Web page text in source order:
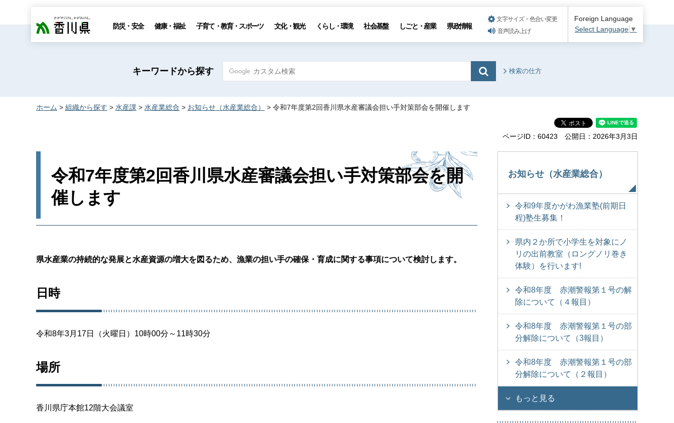
香川県 防災・安全 健康・福祉 子育て・教育・スポーツ 文化・観光 くらし・環境 社会基盤 しごと・産業 県政情報
文字サイズ・色合い変更
音声読み上げ
Foreign Language
Select Language ▼
キーワードから探す 検索の仕方
ホーム > 組織から探す > 水産課 > 水産業総合 > お知らせ（水産業総合） > 令和7年度第2回香川県水産審議会担い手対策部会を開催します
ページID：60423 公開日：2026年3月3日
令和7年度第2回香川県水産審議会担い手対策部会を開
催します
県水産業の持続的な発展と水産資源の増大を図るため、漁業の担い手の確保・育成に関する事項について検討します。
日時
令和8年3月17日（火曜日）10時00分～11時30分
場所
香川県庁本館12階大会議室
お知らせ（水産業総合）
令和9年度かがわ漁業塾(前期日
程)塾生募集！
県内２か所で小学生を対象にノ
リの出前教室（ロングノリ巻き
体験）を行います!
令和8年度 赤潮警報第１号の解
除について（４報目）
令和8年度 赤潮警報第１号の部
分解除について（3報目）
令和8年度 赤潮警報第１号の部
分解除について（２報目）
もっと見る